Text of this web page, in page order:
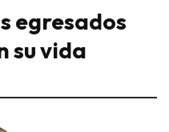
egresados
su vida